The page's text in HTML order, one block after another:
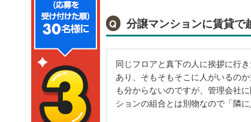
Q 分譲マンションに賃貸で
同じフロアと真下の人に挨拶に行
あり、そもそもそこに人がいるの
も分からないのですが、管理会社
ションの組合とは別物なので「隣